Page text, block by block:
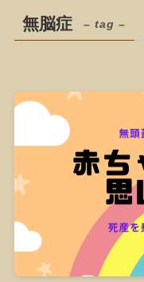
無脳症 – tag –